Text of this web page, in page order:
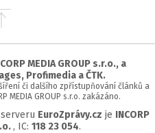
MEDIA GROUP s.r.o., a
Profimedia a ČTK.
či dalšího zpřístupňování článků a
MEDIA GROUP s.r.o. zakázáno.
EuroZprávy.cz je INCORP
, IC: 118 23 054.